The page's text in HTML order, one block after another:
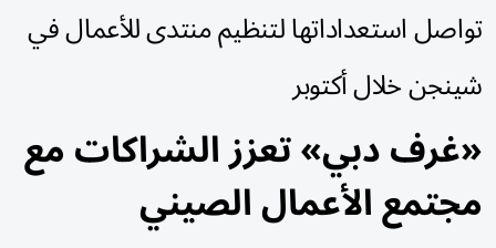
تواصل استعداداتها لتنظيم منتدى للأعمال في
شينجن خلال أكتوبر
«غرف دبي» تعزز الشراكات مع
مجتمع الأعمال الصيني